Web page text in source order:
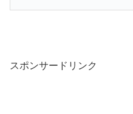
スポンサードリンク